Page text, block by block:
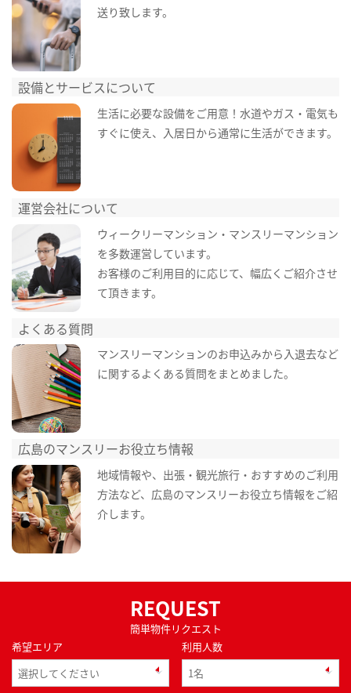
送り致します。
設備とサービスについて
生活に必要な設備をご用意！水道やガス・電気も
すぐに使え、入居日から通常に生活ができます。
運営会社について
ウィークリーマンション・マンスリーマンション
を多数運営しています。
お客様のご利用目的に応じて、幅広くご紹介させ
て頂きます。
よくある質問
マンスリーマンションのお申込みから入退去など
に関するよくある質問をまとめました。
広島のマンスリーお役立ち情報
地域情報や、出張・観光旅行・おすすめのご利用
方法など、広島のマンスリーお役立ち情報をご紹
介します。
REQUEST
簡単物件リクエスト
希望エリア
利用人数